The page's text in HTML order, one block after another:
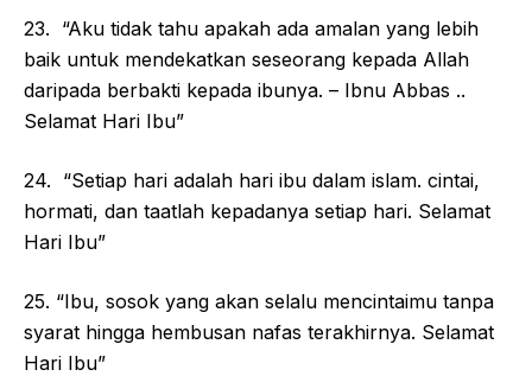
23. “Aku tidak tahu apakah ada amalan yang lebih
baik untuk mendekatkan seseorang kepada Allah
daripada berbakti kepada ibunya. – Ibnu Abbas ..
Selamat Hari Ibu”
24. “Setiap hari adalah hari ibu dalam islam. cintai,
hormati, dan taatlah kepadanya setiap hari. Selamat
Hari Ibu”
25. “Ibu, sosok yang akan selalu mencintaimu tanpa
syarat hingga hembusan nafas terakhirnya. Selamat
Hari Ibu”